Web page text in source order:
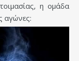
η ομάδα
αγώνες: